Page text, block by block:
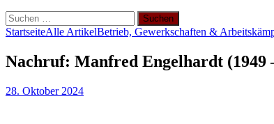
Suchen
nach:
StartseiteAlle ArtikelBetrieb, Gewerkschaften &
Nachruf: Manfred Engelhardt (1949
28. Oktober 2024